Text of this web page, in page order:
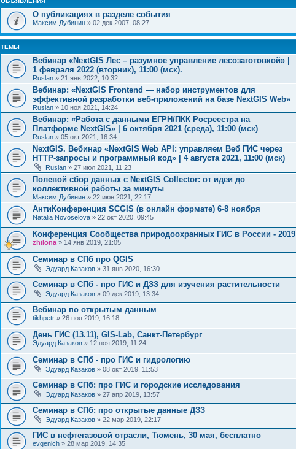
О публикациях в разделе события
Максим Дубинин » 02 дек 2007, 08:27
ТЕМЫ
Вебинар «NextGIS Лес – разумное управление лесозаготовкой» |
1 февраля 2022 (вторник), 11:00 (мск).
Ruslan » 21 янв 2022, 10:32
Вебинар: «NextGIS Frontend — набор инструментов для
эффективной разработки веб-приложений на базе NextGIS Web»
Ruslan » 10 ноя 2021, 14:24
Вебинар: «Работа с данными ЕГРН/ПКК Росреестра на
Платформе NextGIS» | 6 октября 2021 (среда), 11:00 (мск)
Ruslan » 05 окт 2021, 16:34
NextGIS. Вебинар «NextGIS Web API: управляем Веб ГИС через
HTTP-запросы и программный код» | 4 августа 2021, 11:00 (мск)
Ruslan » 27 июл 2021, 11:23
Полевой сбор данных с NextGIS Collector: от идеи до
коллективной работы за минуты
Максим Дубинин » 22 июн 2021, 22:17
АнтиКонференция SCGIS (в онлайн формате) 6-8 ноября
Natalia Novoselova » 22 окт 2020, 09:45
Конференция Сообщества природоохранных ГИС в России - 2019
zhilona » 14 янв 2019, 21:05
Семинар в СПб про QGIS
Эдуард Казаков » 31 янв 2020, 16:30
Семинар в СПб - про ГИС и ДЗЗ для изучения растительности
Эдуард Казаков » 09 дек 2019, 13:34
Вебинар по открытым данным
tikhpetr » 26 ноя 2019, 16:18
День ГИС (13.11), GIS-Lab, Санкт-Петербург
Эдуард Казаков » 12 ноя 2019, 11:24
Семинар в СПб - про ГИС и гидрологию
Эдуард Казаков » 08 окт 2019, 11:53
Семинар в СПб: про ГИС и городские исследования
Эдуард Казаков » 27 апр 2019, 13:57
Семинар в СПб: про открытые данные ДЗЗ
Эдуард Казаков » 22 мар 2019, 22:17
ГИС в нефтегазовой отрасли, Тюмень, 30 мая, бесплатно
evgenich » 28 мар 2019, 14:35